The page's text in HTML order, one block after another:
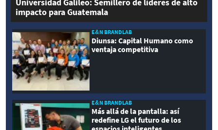
impacto para Guatemala
E&N BRANDLAB
Diunsa: Capital Humano como
ventaja competitiva
E&N BRANDLAB
Más allá de la pantalla: así
redefine LG el futuro de los